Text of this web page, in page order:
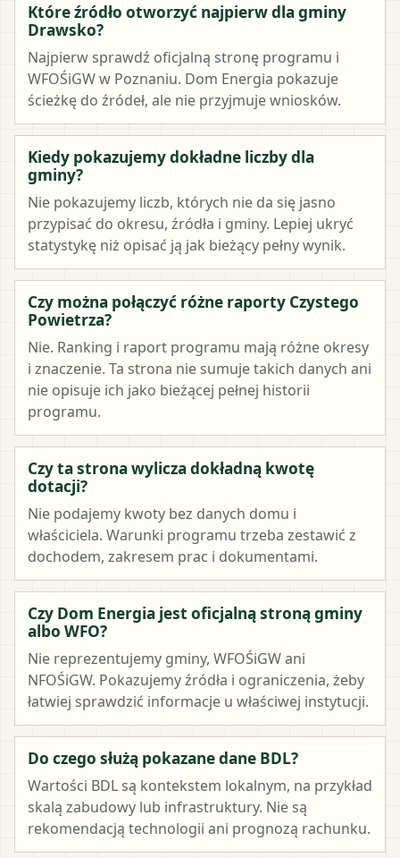
Które źródło otworzyć najpierw dla gminy
Drawsko?
Najpierw sprawdź oficjalną stronę programu i
WFOŚiGW w Poznaniu. Dom Energia pokazuje
ścieżkę do źródeł, ale nie przyjmuje wniosków.
Kiedy pokazujemy dokładne liczby dla
gminy?
Nie pokazujemy liczb, których nie da się jasno
przypisać do okresu, źródła i gminy. Lepiej ukryć
statystykę niż opisać ją jak bieżący pełny wynik.
Czy można połączyć różne raporty Czystego
Powietrza?
Nie. Ranking i raport programu mają różne okresy
i znaczenie. Ta strona nie sumuje takich danych ani
nie opisuje ich jako bieżącej pełnej historii
programu.
Czy ta strona wylicza dokładną kwotę
dotacji?
Nie podajemy kwoty bez danych domu i
właściciela. Warunki programu trzeba zestawić z
dochodem, zakresem prac i dokumentami.
Czy Dom Energia jest oficjalną stroną gminy
albo WFO?
Nie reprezentujemy gminy, WFOŚiGW ani
NFOŚiGW. Pokazujemy źródła i ograniczenia, żeby
łatwiej sprawdzić informacje u właściwej instytucji.
Do czego służą pokazane dane BDL?
Wartości BDL są kontekstem lokalnym, na przykład
skalą zabudowy lub infrastruktury. Nie są
rekomendacją technologii ani prognozą rachunku.